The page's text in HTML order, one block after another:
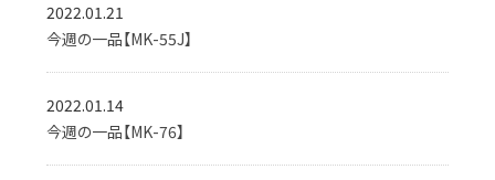
2022.01.21
今週の一品【MK-55J】
2022.01.14
今週の一品【MK-76】